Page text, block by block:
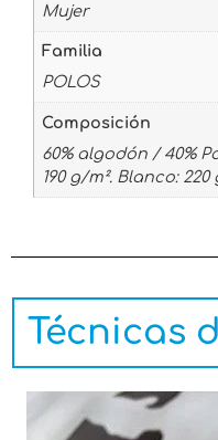
Mujer
Familia
POLOS
Composición
60% algodón / 40%
190 g/m². Blanco: 220
Técnicas